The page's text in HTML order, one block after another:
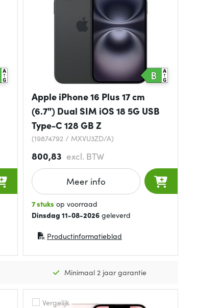
Apple iPhone 16 Plus 17 cm
(6.7") Dual SIM iOS 18 5G USB
Type-C 128 GB Z
(19874792 / MXVU3ZD/A)
800,83 excl. BTW
Meer info
7 stuks op voorraad
Dinsdag 11-08-2026geleverd
Productinformatieblad
(opent in nieuw venster)
Minimaal 2 jaar garantie
Vergelijk